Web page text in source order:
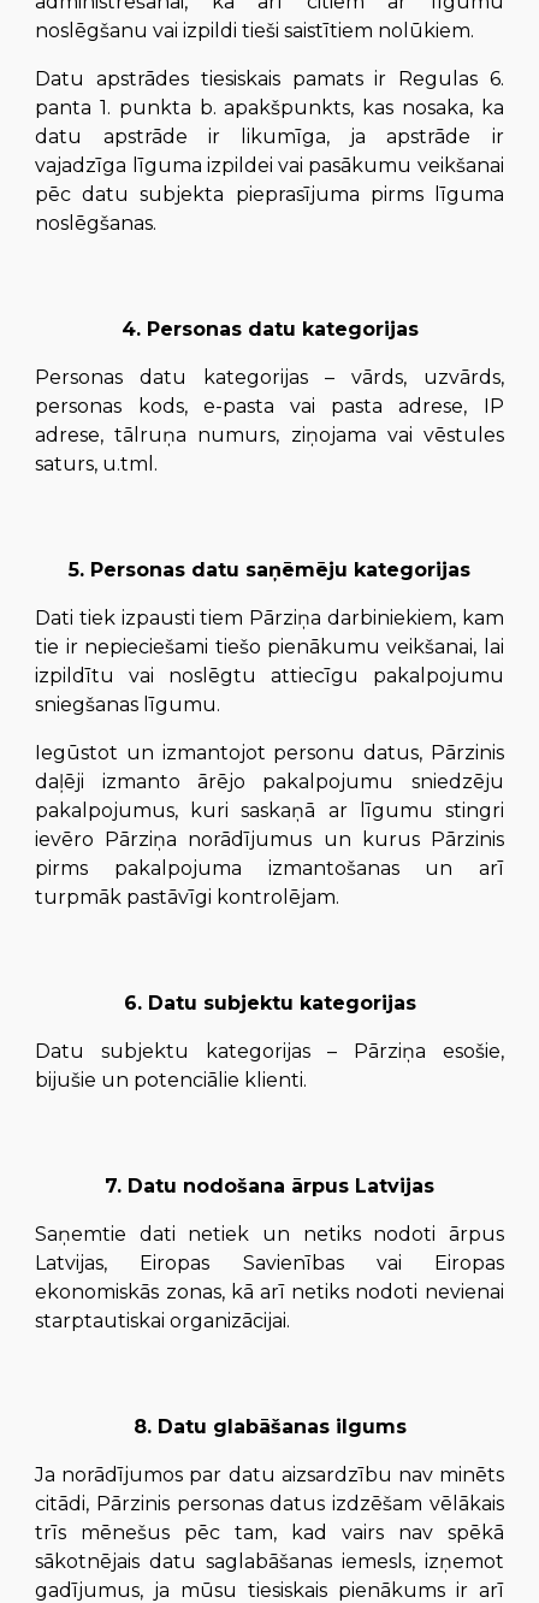
noslēgšanu vai izpildi tieši saistītiem nolūkiem.
Datu apstrādes tiesiskais pamats ir Regulas 6.
panta 1. punkta b. apakšpunkts, kas nosaka, ka
datu apstrāde ir likumīga, ja apstrāde ir
vajadzīga līguma izpildei vai pasākumu veikšanai
pēc datu subjekta pieprasījuma pirms līguma
noslēgšanas.
4. Personas datu kategorijas
Personas datu kategorijas – vārds, uzvārds,
personas kods, e-pasta vai pasta adrese, IP
adrese, tālruņa numurs, ziņojama vai vēstules
saturs, u.tml.
5. Personas datu saņēmēju kategorijas
Dati tiek izpausti tiem Pārziņa darbiniekiem, kam
tie ir nepieciešami tiešo pienākumu veikšanai, lai
izpildītu vai noslēgtu attiecīgu pakalpojumu
sniegšanas līgumu.
Iegūstot un izmantojot personu datus, Pārzinis
daļēji izmanto ārējo pakalpojumu sniedzēju
pakalpojumus, kuri saskaņā ar līgumu stingri
ievēro Pārziņa norādījumus un kurus Pārzinis
pirms pakalpojuma izmantošanas un arī
turpmāk pastāvīgi kontrolējam.
6. Datu subjektu kategorijas
Datu subjektu kategorijas – Pārziņa esošie,
bijušie un potenciālie klienti.
7. Datu nodošana ārpus Latvijas
Saņemtie dati netiek un netiks nodoti ārpus
Latvijas, Eiropas Savienības vai Eiropas
ekonomiskās zonas, kā arī netiks nodoti nevienai
starptautiskai organizācijai.
8. Datu glabāšanas ilgums
Ja norādījumos par datu aizsardzību nav minēts
citādi, Pārzinis personas datus izdzēšam vēlākais
trīs mēnešus pēc tam, kad vairs nav spēkā
sākotnējais datu saglabāšanas iemesls, izņemot
gadījumus, ja mūsu tiesiskais pienākums ir arī